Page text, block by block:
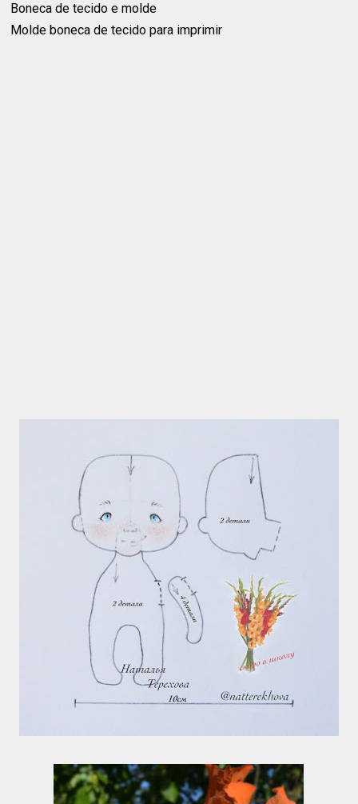
Boneca de tecido e molde
Molde boneca de tecido para imprimir